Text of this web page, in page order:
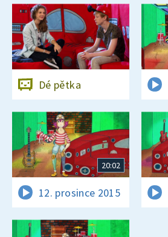
Dé pětka
20:02
12. prosince 2015